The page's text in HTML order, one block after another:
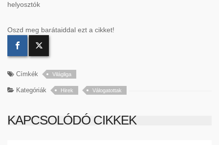
helyosztók
Oszd meg barátaiddal ezt a cikket!
Címkék Világliga
Kategóriák Hirek Válogatottak
KAPCSOLÓDÓ CIKKEK